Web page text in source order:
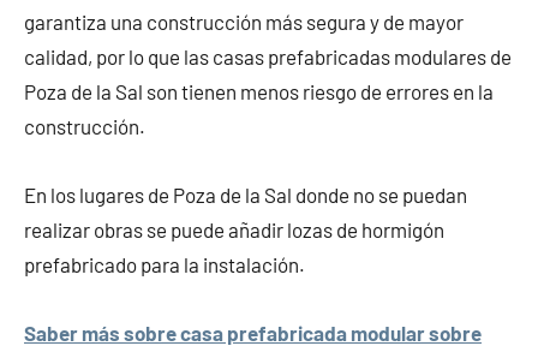
garantiza una construcción más segura y de mayor
calidad, por lo que las casas prefabricadas modulares de
Poza de la Sal son tienen menos riesgo de errores en la
construcción.
En los lugares de Poza de la Sal donde no se puedan
realizar obras se puede añadir lozas de hormigón
prefabricado para la instalación.
Saber más sobre casa prefabricada modular sobre